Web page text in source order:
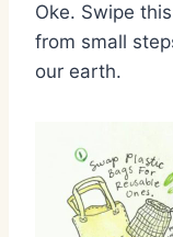
Oke. Swipe
from small
our earth.